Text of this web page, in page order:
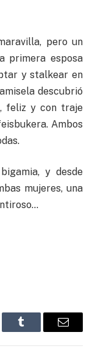
pero un
primera esposa
y stalkear en
descubrió
feliz y con traje
Ambos
y desde
mujeres, una
Tumblr Email